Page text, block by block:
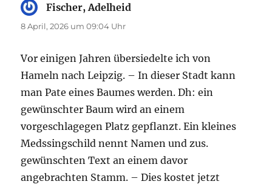
Fischer, Adelheid
8 April, 2026 um 09:04 Uhr
Vor einigen Jahren übersiedelte ich von
Hameln nach Leipzig. – In dieser Stadt kann
man Pate eines Baumes werden. Dh: ein
gewünschter Baum wird an einem
vorgeschlagegen Platz gepflanzt. Ein kleines
Medssingschild nennt Namen und zus.
gewünschten Text an einem davor
angebrachten Stamm. – Dies kostet jetzt